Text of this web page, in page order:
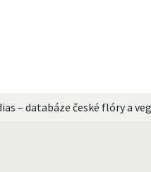
– databáze české flóry a